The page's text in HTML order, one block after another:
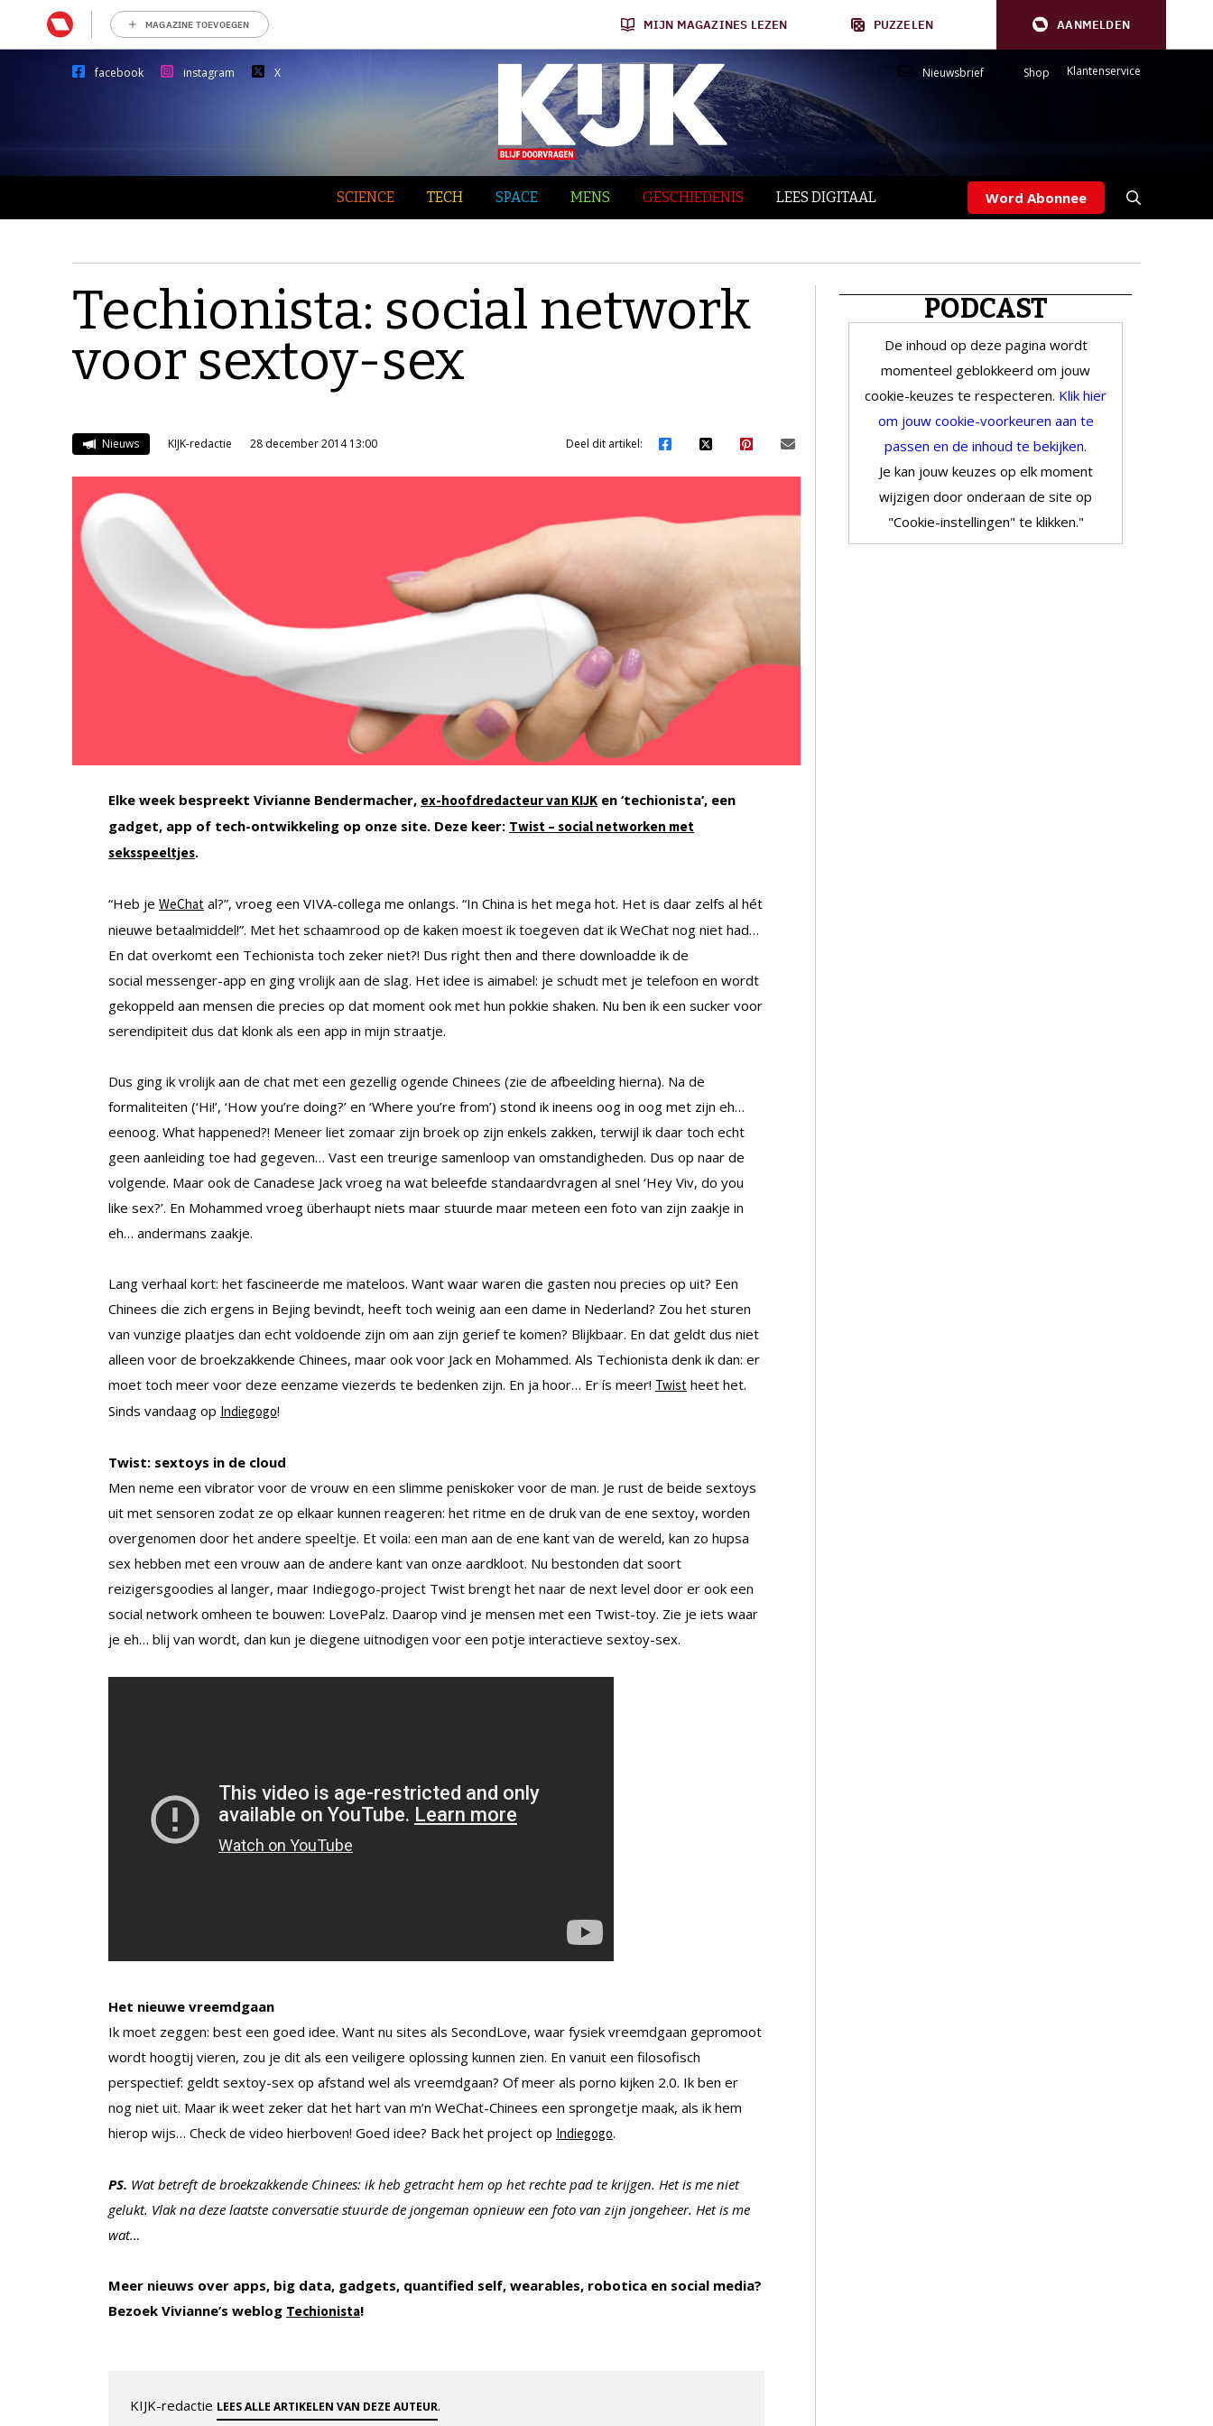
MAGAZINE TOEVOEGEN MIJN MAGAZINES LEZEN PUZZELEN AANMELDEN
facebook instagram X Nieuwsbrief Shop Klantenservice
SCIENCE TECH SPACE MENS GESCHIEDENIS LEES DIGITAAL Word Abonnee
Techionista: social network
voor sextoy-sex
Nieuws KIJK-redactie 28 december 2014 13:00 Deel dit artikel:
Elke week bespreekt Vivianne Bendermacher, ex-hoofdredacteur van KIJK en ‘techionista’, een
gadget, app of tech-ontwikkeling op onze site. Deze keer: Twist – social networken met
seksspeeltjes.
“Heb je WeChat al?”, vroeg een VIVA-collega me onlangs. “In China is het mega hot. Het is daar zelfs al hét
nieuwe betaalmiddel!”. Met het schaamrood op de kaken moest ik toegeven dat ik WeChat nog niet had…
En dat overkomt een Techionista toch zeker niet?! Dus right then and there downloadde ik de
social messenger-app en ging vrolijk aan de slag. Het idee is aimabel: je schudt met je telefoon en wordt
gekoppeld aan mensen die precies op dat moment ook met hun pokkie shaken. Nu ben ik een sucker voor
serendipiteit dus dat klonk als een app in mijn straatje.
Dus ging ik vrolijk aan de chat met een gezellig ogende Chinees (zie de afbeelding hierna). Na de
formaliteiten (‘Hi!’, ‘How you’re doing?’ en ‘Where you’re from’) stond ik ineens oog in oog met zijn eh…
eenoog. What happened?! Meneer liet zomaar zijn broek op zijn enkels zakken, terwijl ik daar toch echt
geen aanleiding toe had gegeven… Vast een treurige samenloop van omstandigheden. Dus op naar de
volgende. Maar ook de Canadese Jack vroeg na wat beleefde standaardvragen al snel ‘Hey Viv, do you
like sex?’. En Mohammed vroeg überhaupt niets maar stuurde maar meteen een foto van zijn zaakje in
eh… andermans zaakje.
Lang verhaal kort: het fascineerde me mateloos. Want waar waren die gasten nou precies op uit? Een
Chinees die zich ergens in Bejing bevindt, heeft toch weinig aan een dame in Nederland? Zou het sturen
van vunzige plaatjes dan echt voldoende zijn om aan zijn gerief te komen? Blijkbaar. En dat geldt dus niet
alleen voor de broekzakkende Chinees, maar ook voor Jack en Mohammed. Als Techionista denk ik dan: er
moet toch meer voor deze eenzame viezerds te bedenken zijn. En ja hoor… Er ís meer! Twist heet het.
Sinds vandaag op Indiegogo!
Twist: sextoys in de cloud
Men neme een vibrator voor de vrouw en een slimme peniskoker voor de man. Je rust de beide sextoys
uit met sensoren zodat ze op elkaar kunnen reageren: het ritme en de druk van de ene sextoy, worden
overgenomen door het andere speeltje. Et voila: een man aan de ene kant van de wereld, kan zo hupsa
sex hebben met een vrouw aan de andere kant van onze aardkloot. Nu bestonden dat soort
reizigersgoodies al langer, maar Indiegogo-project Twist brengt het naar de next level door er ook een
social network omheen te bouwen: LovePalz. Daarop vind je mensen met een Twist-toy. Zie je iets waar
je eh… blij van wordt, dan kun je diegene uitnodigen voor een potje interactieve sextoy-sex.
Het nieuwe vreemdgaan
Ik moet zeggen: best een goed idee. Want nu sites als SecondLove, waar fysiek vreemdgaan gepromoot
wordt hoogtij vieren, zou je dit als een veiligere oplossing kunnen zien. En vanuit een filosofisch
perspectief: geldt sextoy-sex op afstand wel als vreemdgaan? Of meer als porno kijken 2.0. Ik ben er
nog niet uit. Maar ik weet zeker dat het hart van m’n WeChat-Chinees een sprongetje maak, als ik hem
hierop wijs… Check de video hierboven! Goed idee? Back het project op Indiegogo.
PS. Wat betreft de broekzakkende Chinees: ik heb getracht hem op het rechte pad te krijgen. Het is me niet
gelukt. Vlak na deze laatste conversatie stuurde de jongeman opnieuw een foto van zijn jongeheer. Het is me
wat…
Meer nieuws over apps, big data, gadgets, quantified self, wearables, robotica en social media?
Bezoek Vivianne’s weblog Techionista!
KIJK-redactie LEES ALLE ARTIKELEN VAN DEZE AUTEUR.
PODCAST
De inhoud op deze pagina wordt
momenteel geblokkeerd om jouw
cookie-keuzes te respecteren. Klik hier
om jouw cookie-voorkeuren aan te
passen en de inhoud te bekijken.
Je kan jouw keuzes op elk moment
wijzigen door onderaan de site op
"Cookie-instellingen" te klikken."